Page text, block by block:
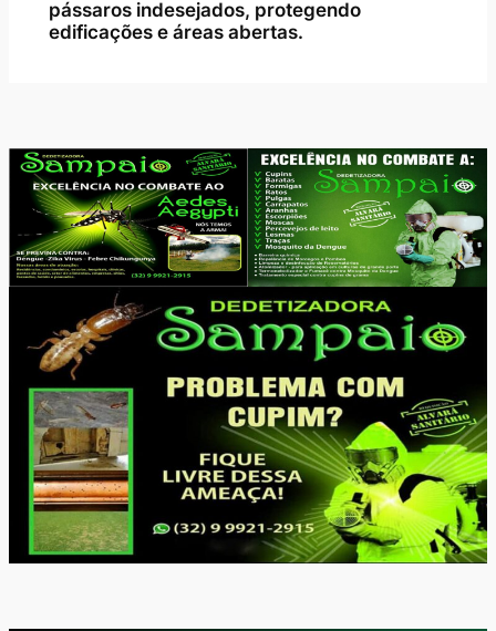
pássaros indesejados, protegendo
edificações e áreas abertas.